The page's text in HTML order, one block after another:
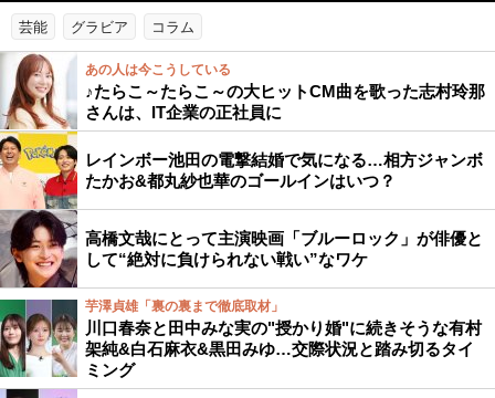
芸能 グラビア コラム
あの人は今こうしている
♪たらこ～たらこ～の大ヒットCM曲を歌った志村玲那
さんは、IT企業の正社員に
レインボー池田の電撃結婚で気になる…相方ジャンボ
たかお&都丸紗也華のゴールインはいつ？
高橋文哉にとって主演映画「ブルーロック」が俳優と
して“絶対に負けられない戦い”なワケ
芋澤貞雄「裏の裏まで徹底取材」
川口春奈と田中みな実の"授かり婚"に続きそうな有村
架純&白石麻衣&黒田みゆ…交際状況と踏み切るタイ
ミング